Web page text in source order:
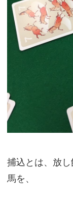
捕込とは、放
馬を、